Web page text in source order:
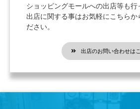
ショッピングモールへの出店等も行
出店に関する事はお気軽にこちらか
ださい。
出店のお問い合わせは